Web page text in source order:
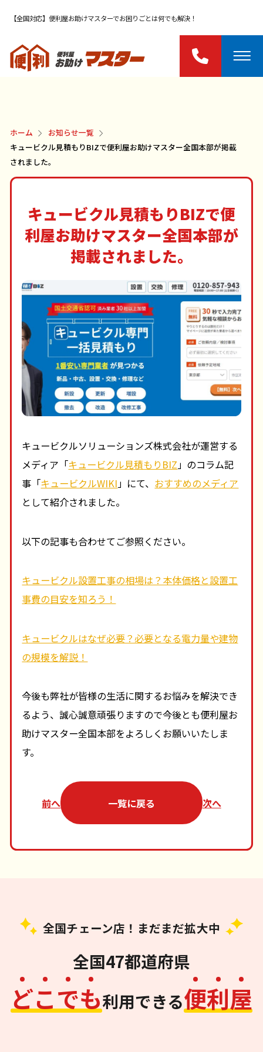
【全国対応】便利屋お助けマスターでお困りごとは何でも解決！
ホーム
お知らせ一覧
キュービクル見積もりBIZで便利屋お助けマスター全国本部が掲載
されました。
キュービクル見積もりBIZで便
利屋お助けマスター全国本部が
掲載されました。
キュービクルソリューションズ株式会社が運営する
メディア「キュービクル見積もりBIZ」のコラム記
事「キュービクルWIKI」にて、 おすすめのメディア
として紹介されました。
以下の記事も合わせてご参照ください。
キュービクル設置工事の相場は？本体価格と設置工
事費の目安を知ろう！
キュービクルはなぜ必要？必要となる電力量や建物
の規模を解説！
今後も弊社が皆様の生活に関するお悩みを解決でき
るよう、誠心誠意頑張りますので今後とも便利屋お
助けマスター全国本部をよろしくお願いいたしま
す。
前へ 一覧に戻る 次へ
全国チェーン店！まだまだ拡大中
全国47都道府県
どこでも利用できる便利屋